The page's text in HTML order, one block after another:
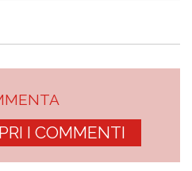
I COMMENTI